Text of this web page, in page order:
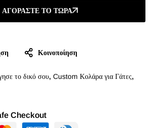
ΑΓΟΡΆΣΤΕ ΤΟ ΤΏΡΑ
Κοινοποίηση
το δικό σου, Custom Κολάρα για Γάτες,
Checkout